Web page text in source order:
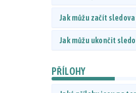
Jak můžu začít
Jak můžu ukončit
PŘÍLOHY